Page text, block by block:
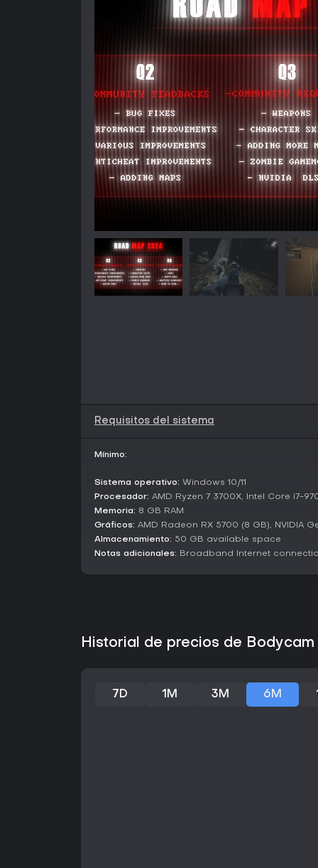
Requisitos del sistema
Mínimo:
Sistema operativo: Windows 10/11
Procesador: AMD Ryzen 7 3700X, Intel Core i7-
Memoria: 8 GB RAM
Gráficos: AMD Radeon RX 5700 (8 GB), NVIDIA
Almacenamiento: 50 GB available space
Notas adicionales: Broadband Internet
Historial de precios de Bodycam
7D 1M 3M 6M